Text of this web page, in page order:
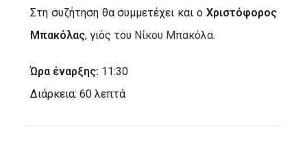
Στη συζήτηση θα συμμετέχει και ο Χριστόφορος
Μπακόλας, γιός του Νίκου Μπακόλα.
Ώρα έναρξης: 11:30
Διάρκεια: 60 λεπτά